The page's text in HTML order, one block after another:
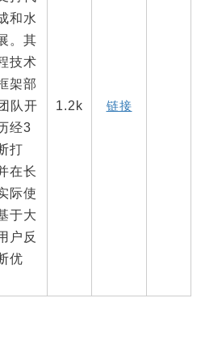
和水
。其
技术
架部
队开
经3
打
在长
际使
于大
户反
优
1.2k 链接